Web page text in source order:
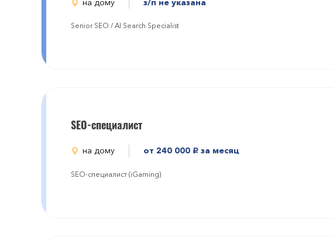
на дому з/п не указана
Senior SEO / AI Search Specialist
SEO-специалист
на дому от 240 000 руб. за месяц
SEO-специалист (iGaming)